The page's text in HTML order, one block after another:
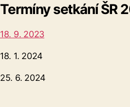
Termíny setkání ŠR
18. 9. 2023
18. 1. 2024
25. 6. 2024